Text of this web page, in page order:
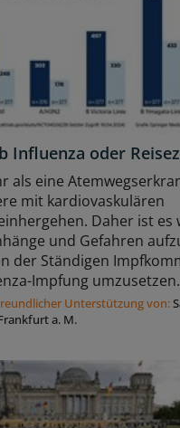
Influenza oder
als eine
mit kardiovaskulären
Daher ist es
und Gefahren
der Ständigen
Impfung umzusetzen.
Unterstützung von:
a. M.